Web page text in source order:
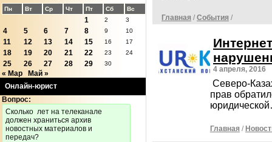
Пн Вт Ср Чт Пт Сб Вс
1 2 3
4 5 6 7 8 9 10
11 12 13 14 15 16 17
18 19 20 21 22 23 24
25 26 27 28 29 30
« Мар
Май »
Онлайн-юрист
Вопрос:
Cколько лет на телеканале
должен храниться архив
новостных материалов и
передач?
Главная / События /
4 апреля, 2016
Северо-
прав
Главная /